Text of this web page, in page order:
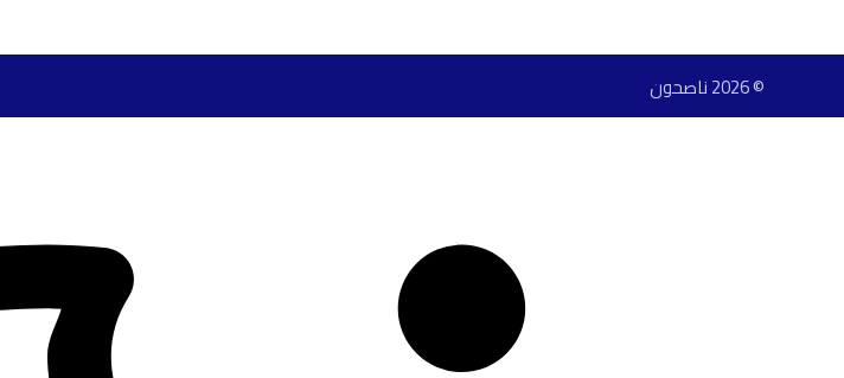
© 2026 ناصحون